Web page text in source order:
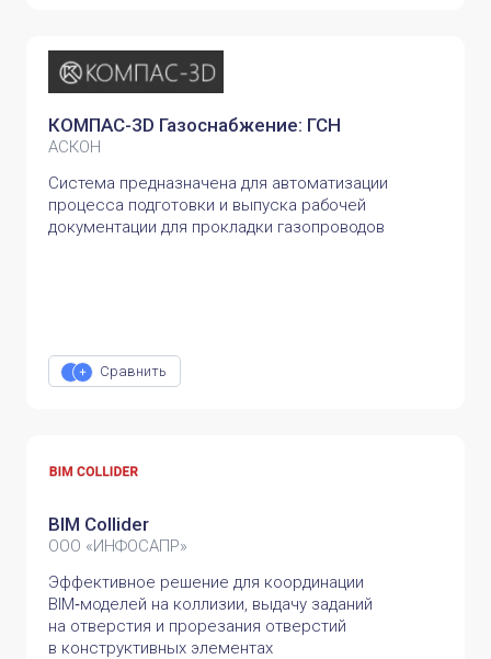
КОМПАС-3D Газоснабжение: ГСН
АСКОН
Система предназначена для автоматизации
процесса подготовки и выпуска рабочей
документации для прокладки газопроводов
Сравнить
BIM Collider
ООО «ИНФОСАПР»
Эффективное решение для координации
BIM‑моделей на коллизии, выдачу заданий
на отверстия и прорезания отверстий
в конструктивных элементах